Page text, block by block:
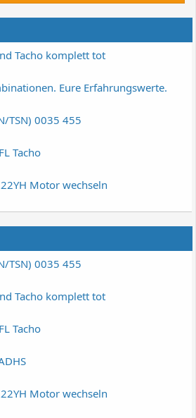
Tacho komplett tot
Eure Erfahrungswerte.
TSN) 0035 455
Tacho
Motor wechseln
TSN) 0035 455
Tacho komplett tot
Tacho
Motor wechseln